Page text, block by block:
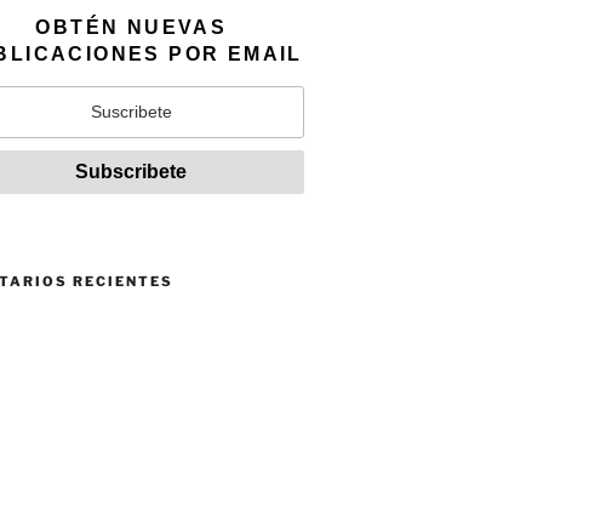
OBTÉN NUEVAS
POR EMAIL
RECIENTES